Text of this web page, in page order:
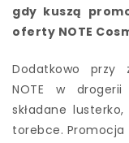
gdy kuszą
oferty NOTE
Dodatkowo przy
NOTE w drogerii
składane
torebce. Promocja